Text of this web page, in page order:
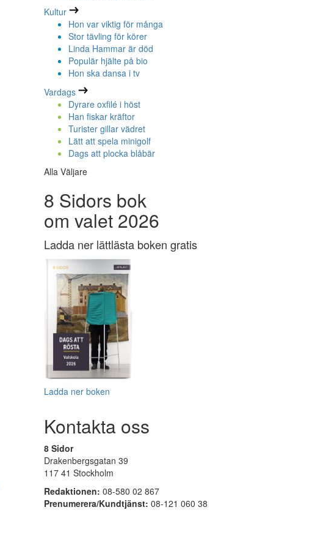
Kultur
Hon var viktig för många
Stor tävling för körer
Linda Hammar är död
Populär hjälte på bio
Hon ska dansa i tv
Vardags
Dyrare oxfilé i höst
Han fiskar kräftor
Turister gillar vädret
Lätt att spela minigolf
Dags att plocka blåbär
Alla Väljare
8 Sidors bok
om valet 2026
Ladda ner lättlästa boken gratis
Ladda ner boken
Kontakta oss
8 Sidor
Drakenbergsgatan 39
117 41 Stockholm
Redaktionen: 08-580 02 867
Prenumerera/Kundtjänst: 08-121 060 38